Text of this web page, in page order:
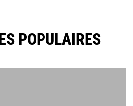
POPULAIRES